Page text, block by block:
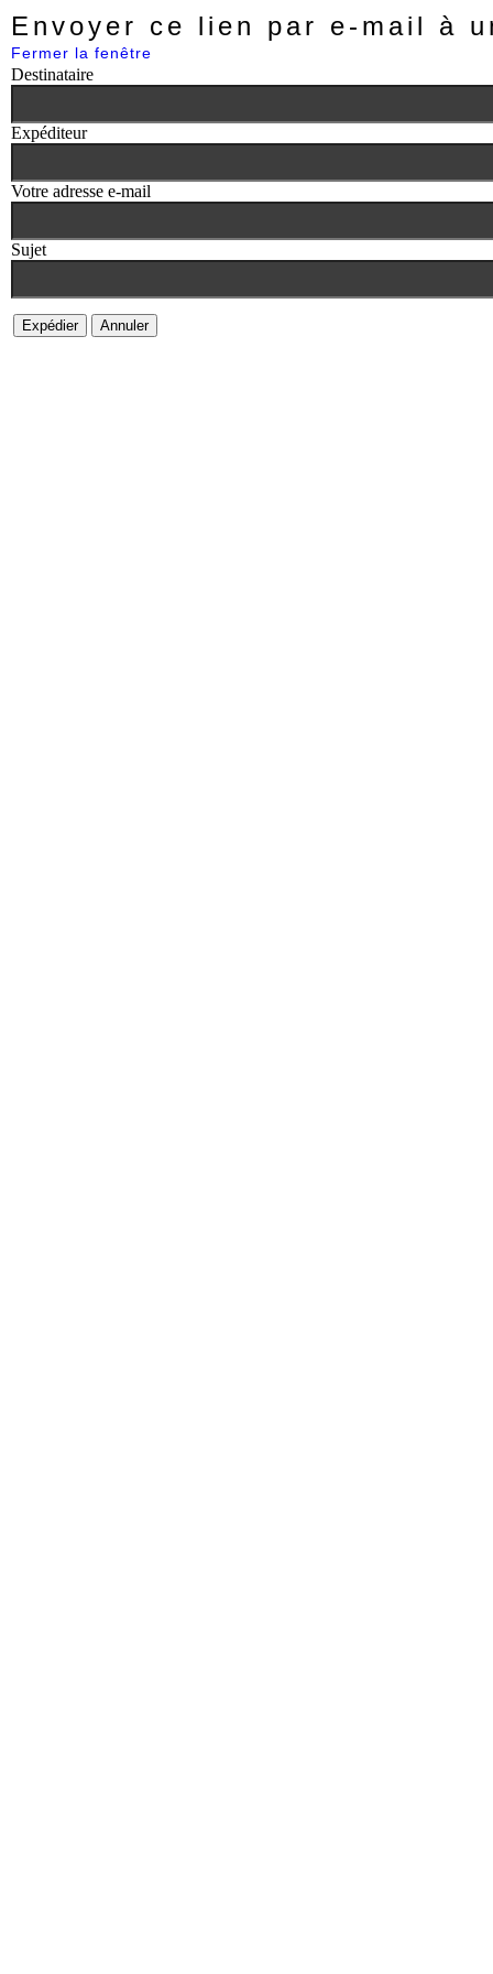
Envoyer ce lien par e-mail à
Fermer la fenêtre
Destinataire
Expéditeur
Votre adresse e-mail
Sujet
Expédier Annuler